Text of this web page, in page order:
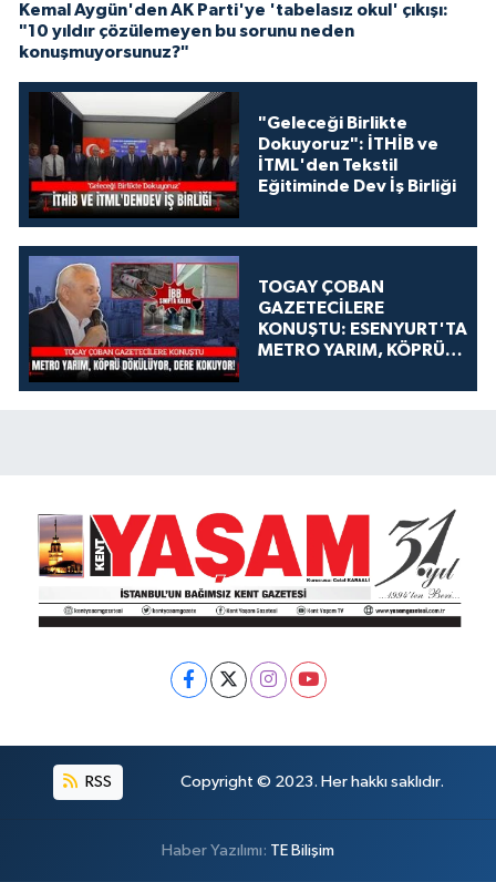
Kemal Aygün'den AK Parti'ye 'tabelasız okul' çıkışı:
"10 yıldır çözülemeyen bu sorunu neden
konuşmuyorsunuz?"
"Geleceği Birlikte
Dokuyoruz": İTHİB ve
İTML'den Tekstil
Eğitiminde Dev İş Birliği
TOGAY ÇOBAN
GAZETECİLERE
KONUŞTU: ESENYURT'TA
METRO YARIM, KÖPRÜ
KOKUYOR!
RSS Copyright © 2023. Her hakkı saklıdır.
Haber Yazılımı: TE Bilişim